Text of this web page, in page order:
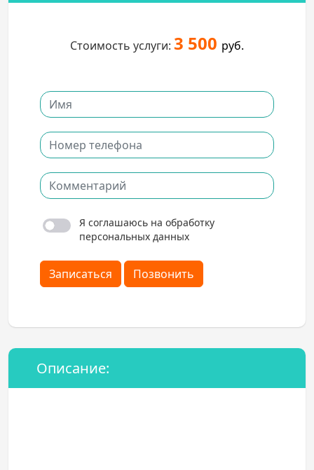
Стоимость услуги: 3 500 руб.
Я соглашаюсь на обработку
персональных данных
Записаться Позвонить
Описание: